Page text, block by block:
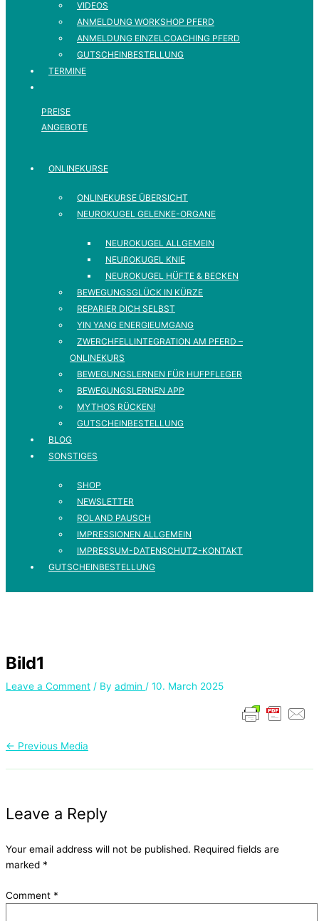
VIDEOS
ANMELDUNG WORKSHOP PFERD
ANMELDUNG EINZELCOACHING PFERD
GUTSCHEINBESTELLUNG
TERMINE
PREISE
ANGEBOTE
ONLINEKURSE
ONLINEKURSE ÜBERSICHT
NEUROKUGEL GELENKE-ORGANE
NEUROKUGEL ALLGEMEIN
NEUROKUGEL KNIE
NEUROKUGEL HÜFTE & BECKEN
BEWEGUNGSGLÜCK IN KÜRZE
REPARIER DICH SELBST
YIN YANG ENERGIEUMGANG
ZWERCHFELLINTEGRATION AM PFERD –
ONLINEKURS
BEWEGUNGSLERNEN FÜR HUFPFLEGER
BEWEGUNGSLERNEN APP
MYTHOS RÜCKEN!
GUTSCHEINBESTELLUNG
BLOG
SONSTIGES
SHOP
NEWSLETTER
ROLAND PAUSCH
IMPRESSIONEN ALLGEMEIN
IMPRESSUM-DATENSCHUTZ-KONTAKT
GUTSCHEINBESTELLUNG
Bild1
Leave a Comment / By admin / 10. March 2025
← Previous Media
Leave a Reply
Your email address will not be published. Required fields are
marked *
Comment *